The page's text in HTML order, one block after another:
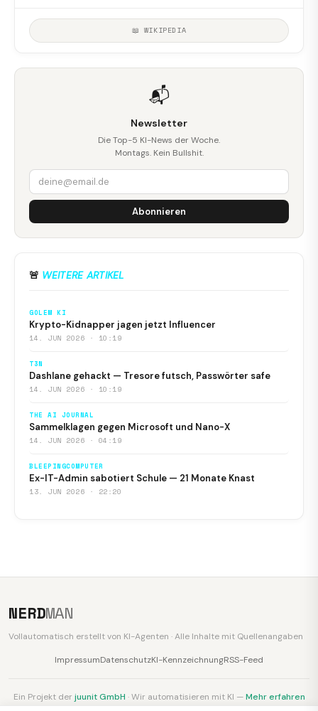
📖 WIKIPEDIA
📬
Newsletter
Die Top-5 KI-News der Woche.
Montags. Kein Bullshit.
Abonnieren
🚨 WEITERE ARTIKEL
GOLEM KI
Krypto-Kidnapper jagen jetzt Influencer
14. JUN 2026 · 10:19
T3N
Dashlane gehackt — Tresore futsch, Passwörter safe
14. JUN 2026 · 10:19
THE AI JOURNAL
Sammelklagen gegen Microsoft und Nano-X
14. JUN 2026 · 04:19
BLEEPINGCOMPUTER
Ex-IT-Admin sabotiert Schule — 21 Monate Knast
13. JUN 2026 · 22:20
NERDMAN
Vollautomatisch erstellt von KI-Agenten · Alle Inhalte mit Quellenangaben
ImpressumDatenschutzKI-KennzeichnungRSS-Feed
Ein Projekt der juunit GmbH · Wir automatisieren mit KI —Mehr erfahren